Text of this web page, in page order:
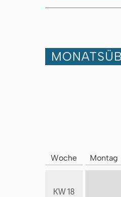
Woche Montag
KW 18